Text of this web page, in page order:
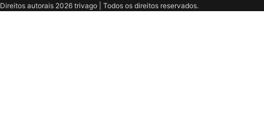
Direitos autorais 2026 trivago | Todos os direitos reservados.